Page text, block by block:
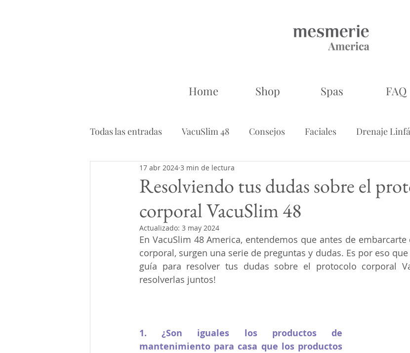
Home Shop Spas FAQ
Todas las entradas VacuSlim 48 Consejos Faciales Drenaje
Ingredientes Maderoterapia
Resolviendo tus dudas sobre el
corporal VacuSlim 48
17 abr 2024 3 min de lectura
Actualizado: 3 may 2024
En VacuSlim 48 America, entendemos que antes de
corporal, surgen una serie de preguntas y dudas. Es por eso
guía para resolver tus dudas sobre el protocolo corporal
resolverlas juntos!
1. ¿Son iguales los productos de
mantenimiento para casa que los productos